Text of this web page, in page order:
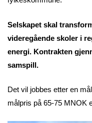
Selskapet skal
videregående skoler i
energi. Kontrakten
samspill.
Det vil jobbes etter en
målpris på 65-75 MNOK